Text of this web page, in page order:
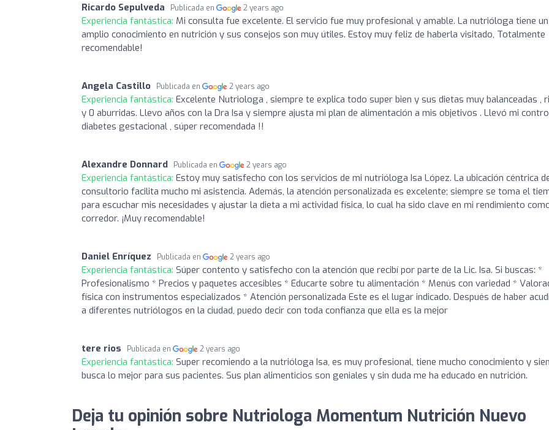
Ricardo Sepulveda Publicada en 2 years ago
Experiencia fantástica: Mi consulta fue excelente. El servicio fue muy profesional y amable. La nutrióloga tiene un
amplio conocimiento en nutrición y sus consejos son muy útiles. Estoy muy feliz de haberla visitado, Totalmente
recomendable!
Angela Castillo Publicada en 2 years ago
Experiencia fantástica: Excelente Nutriologa , siempre te explica todo super bien y sus dietas muy balanceadas ,
y 0 aburridas. Llevo años con la Dra Isa y siempre ajusta mi plan de alimentación a mis objetivos . Llevó mi
diabetes gestacional , súper recomendada !!
Alexandre Donnard Publicada en 2 years ago
Experiencia fantástica: Estoy muy satisfecho con los servicios de mi nutrióloga Isa López. La ubicación céntrica
consultorio facilita mucho mi asistencia. Además, la atención personalizada es excelente; siempre se toma el
para escuchar mis necesidades y ajustar la dieta a mi actividad física, lo cual ha sido clave en mi rendimiento
corredor. ¡Muy recomendable!
Daniel Enríquez Publicada en 2 years ago
Experiencia fantástica: Súper contento y satisfecho con la atención que recibí por parte de la Lic. Isa. Si buscas: *
Profesionalismo * Precios y paquetes accesibles * Educarte sobre tu alimentación * Menús con variedad *
física con instrumentos especializados * Atención personalizada Este es el lugar indicado. Después de haber
a diferentes nutriólogos en la ciudad, puedo decir con toda confianza que ella es la mejor
tere rios Publicada en 2 years ago
Experiencia fantástica: Super recomiendo a la nutrióloga Isa, es muy profesional, tiene mucho conocimiento y
busca lo mejor para sus pacientes. Sus plan alimenticios son geniales y sin duda me ha educado en nutrición.
Deja tu opinión sobre Nutriologa Momentum Nutrición Nuevo